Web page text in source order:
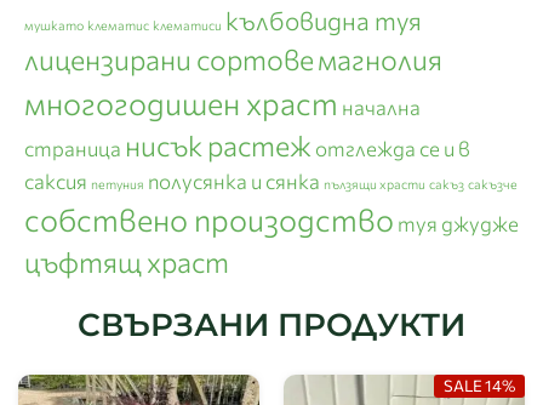
мушкато клематис клематиси кълбовидна туя
лицензирани сортовемагнолия
многогодишен храст начална
страница нисък растеж отглежда се и в
саксия петуния полусянка и сянка пълзящи храсти сакъз сакъзче
собствено произодство туя джудже
цъфтящ храст
СВЪРЗАНИ ПРОДУКТИ
SALE 14%